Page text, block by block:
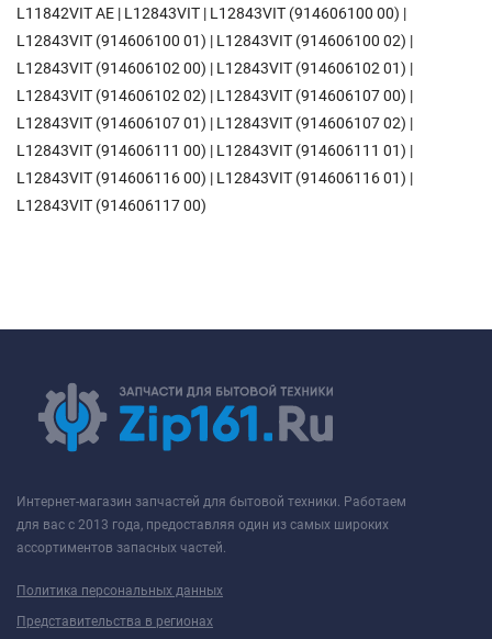
L11842VIT AE | L12843VIT | L12843VIT (914606100 00) |
L12843VIT (914606100 01) | L12843VIT (914606100 02) |
L12843VIT (914606102 00) | L12843VIT (914606102 01) |
L12843VIT (914606102 02) | L12843VIT (914606107 00) |
L12843VIT (914606107 01) | L12843VIT (914606107 02) |
L12843VIT (914606111 00) | L12843VIT (914606111 01) |
L12843VIT (914606116 00) | L12843VIT (914606116 01) |
L12843VIT (914606117 00)
Интернет-магазин запчастей для бытовой техники. Работаем
для вас с 2013 года, предоставляя один из самых широких
ассортиментов запасных частей.
Политика персональных данных
Представительства в регионах